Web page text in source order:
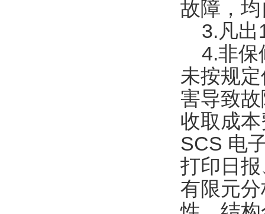
故障，
3.凡出
4.非保
未按规
害导致
收取成
SCS 电
打印日
有限元